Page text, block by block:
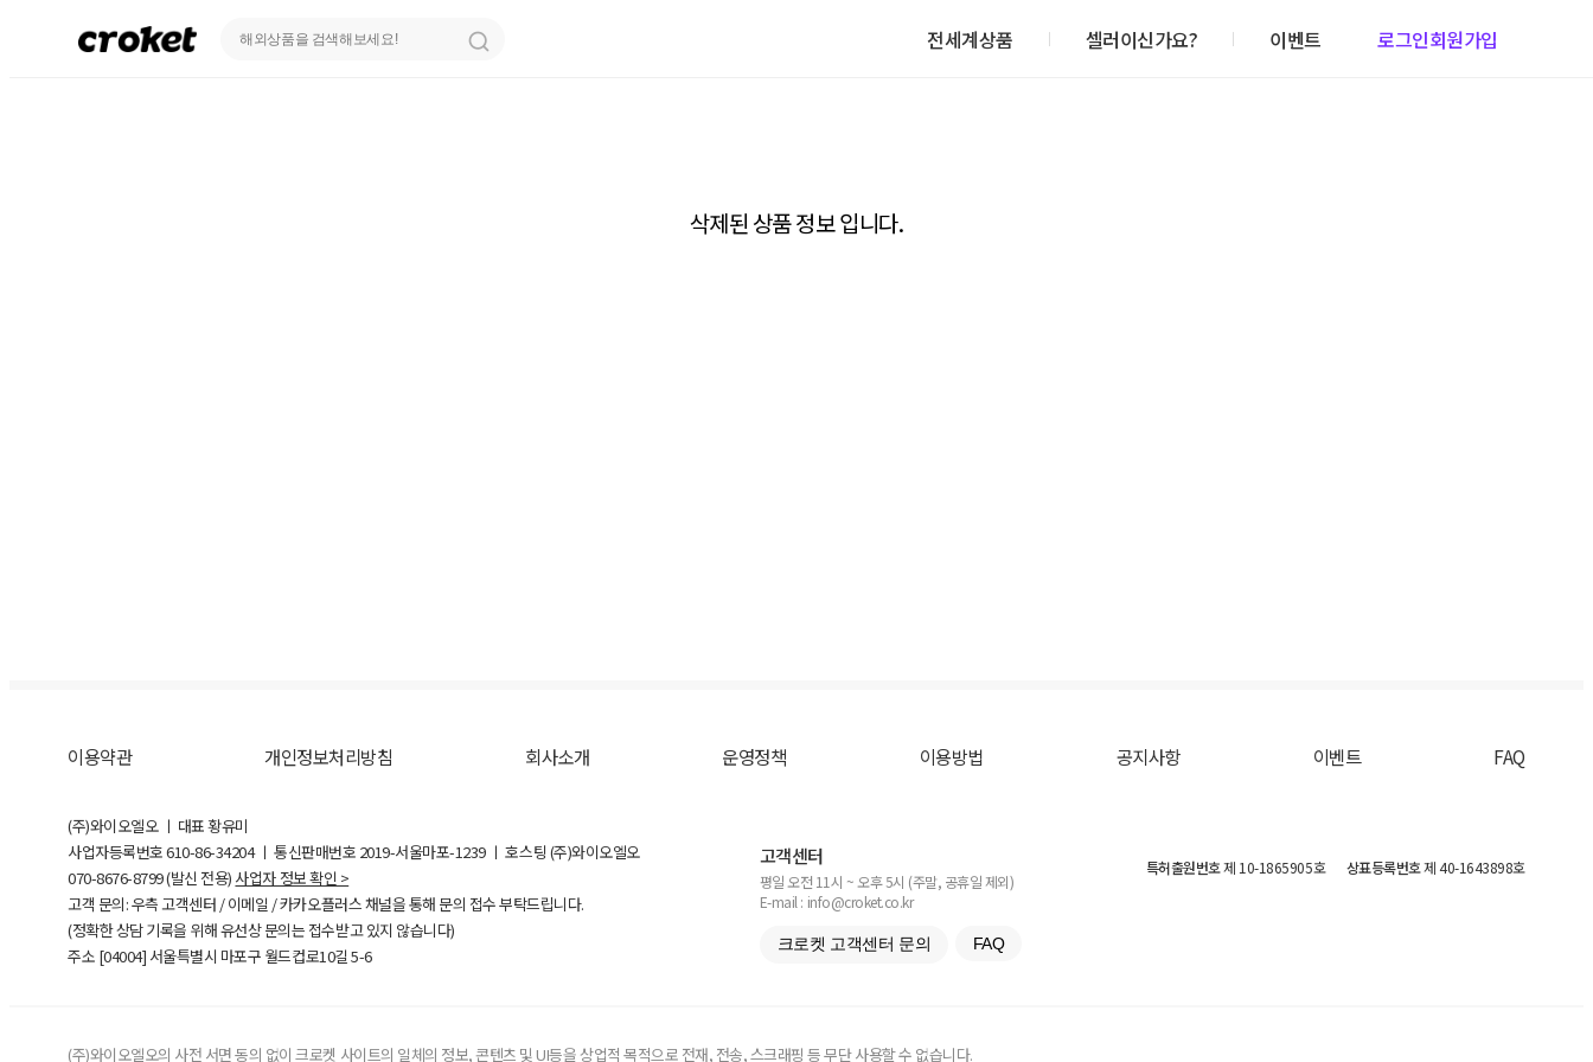
전세계상품 셀러이신가요? 이벤트 로그인회원가입
삭제된 상품 정보 입니다.
이용약관 개인정보처리방침 회사소개 운영정책 이용방법 공지사항 이벤트 FAQ
(주)와이오엘오 ㅣ 대표 황유미
사업자등록번호610-86-34204ㅣ 통신판매번호 2019-서울마포-1239 ㅣ 호스팅 (주)와이오엘오
070-8676-8799 (발신 전용) 사업자 정보 확인 >
고객 문의: 우측 고객센터 / 이메일 / 카카오플러스 채널을 통해 문의 접수 부탁드립니다.
(정확한 상담 기록을 위해 유선상 문의는 접수받고 있지 않습니다)
주소 [04004] 서울특별시 마포구 월드컵로10길5-6
고객센터
평일 오전 11시 ~ 오후 5시 (주말, 공휴일 제외)
E-mail : info@croket.co.kr
크로켓 고객센터 문의 FAQ
특허출원번호제 10-1865905호 상표등록번호제 40-1643898호
(주)와이오엘오의 사전 서면 동의 없이 크로켓 사이트의 일체의 정보, 콘텐츠 및 UI등을 상업적 목적으로 전재, 전송, 스크래핑 등 무단 사용할 수 없습니다.